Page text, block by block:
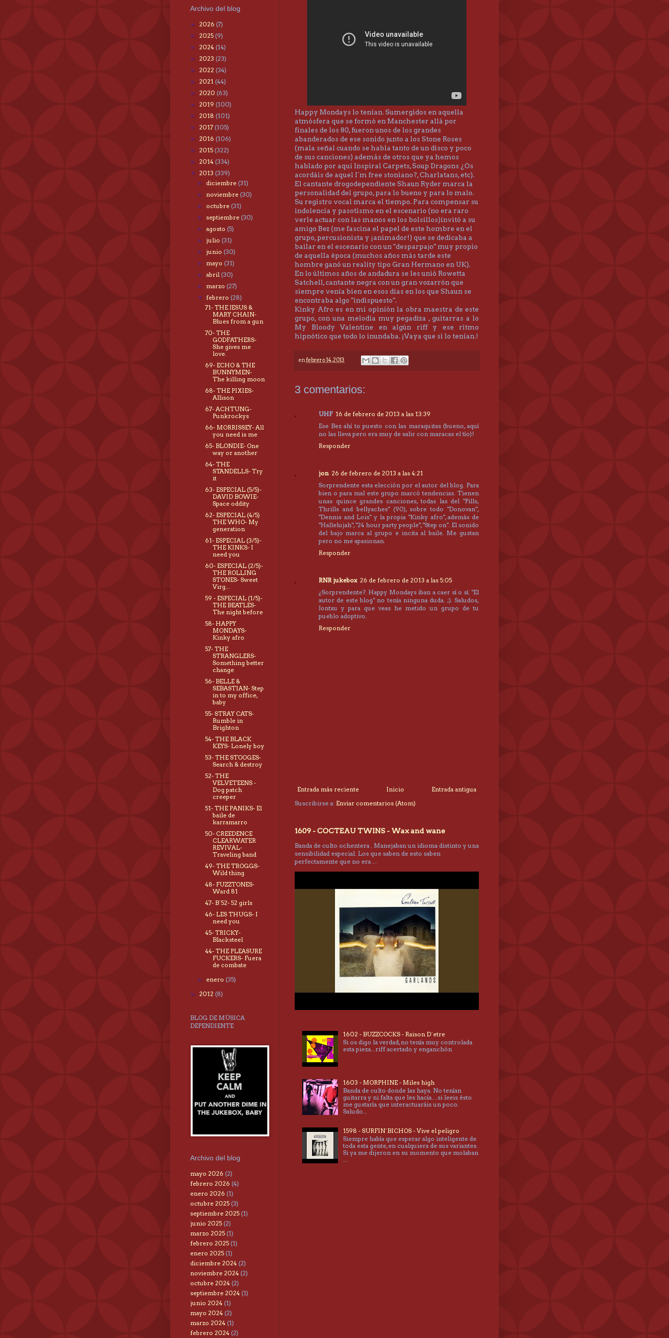
Happy Mondays lo tenían. Sumergidos en aquella
atmósfera que se formó en Manchester allá por
finales de los 80, fueron unos de los grandes
abanderados de ese sonido junto a los Stone Roses
(mala señal cuando se habla tanto de un disco y poco
de sus canciones) además de otros que ya hemos
hablado por aquí Inspiral Carpets, Soup Dragons ¿Os
acordáis de aquel I´m free stoniano?, Charlatans, etc).
El cantante drogodependiente Shaun Ryder marca la
personalidad del grupo, para lo bueno y para lo malo.
Su registro vocal marca el tiempo. Para compensar su
indolencia y pasotismo en el escenario (no era raro
verle actuar con las manos en los bolsillos)ínvitó a su
amigo Bez (me fascina el papel de este hombre en el
grupo, percusionista y ¡animador!) que se dedicaba a
bailar en el escenario con un "desparpajo" muy propio
de aquella época (muchos años más tarde este
hombre ganó un reality tipo Gran Hermano en UK).
En lo últimos años de andadura se les unió Rowetta
Satchell, cantante negra con un gran vozarrón que
siempre venía bien en esos días en los que Shaun se
encontraba algo "indispuesto".
Kinky Afro es en mi opinión la obra maestra de este
grupo, con una melodía muy pegadiza , guitarras a lo
My Bloody Valentine en algún riff y ese ritmo
hipnótico que todo lo inundaba. ¡Vaya que si lo tenían.!
enfebrero 14, 2013
3 comentarios:
UHF 16 de febrero de 2013 a las 13:39
Ese Bez ahí to puesto con las maraquitas (bueno, aquí
no las lleva pero era muy de salir con maracas el tío)!
Responder
jon 26 de febrero de 2013 a las 4:21
Sorprendente esta elección por el autor del blog. Para
bien o para mal este grupo marcó tendencias. Tienen
unas quince grandes canciones, todas las del "Pills,
Thrills and bellyaches" (90), sobre todo "Donovan",
"Dennis and Lois" y la propia "Kinky afro", además de
"Hallelujah", "24 hour party people", "Step on". El sonido
del bajo marca al grupo e incita al baile. Me gustan
pero no me apasionan.
Responder
RNR jukebox 26 de febrero de 2013 a las 5:05
¿Sorprendente?. Happy Mondays iban a caer sí o sí. "El
autor de este blog" no tenía ninguna duda. ;). Saludos,
Jontxu y para que veas he metido un grupo de tu
pueblo adoptivo.
Responder
Entrada más reciente Entrada antigua
Inicio
Suscribirse a: Enviar comentarios (Atom)
1609 - COCTEAU TWINS - Wax and wane
Banda de culto ochentera . Manejaban un idioma distinto y una
sensibilidad especial. Los que saben de esto saben
perfectamente que no era ...
1602 - BUZZCOCKS - Raison D´etre
Si os digo la verdad, no tenía muy controlada
esta pieza...riff acertado y enganchón
1603 - MORPHINE - Miles high
Banda de culto donde las haya. No tenían
guitarra y ni falta que les hacía....si leeis ésto
me gustaría que interactuaráis un poco.
Saludo...
1598 - SURFIN´BICHOS - Vive el peligro
Siempre había que esperar algo inteligente de
toda esta gente, en cualquiera de sus variantes.
Si ya me dijeron en su momento que molaban
Archivo del blog
► 2026 (7)
► 2025 (9)
► 2024 (14)
► 2023 (23)
► 2022 (34)
► 2021 (44)
► 2020 (63)
► 2019 (100)
► 2018 (101)
► 2017 (105)
► 2016 (106)
► 2015 (322)
► 2014 (334)
▼ 2013 (339)
► diciembre(31)
► noviembre(30)
► octubre(31)
►septiembre(30)
►agosto(5)
► julio(31)
► junio(30)
► mayo(31)
►abril(30)
► marzo(27)
▼febrero(28)
71- THE JESUS &
MARY CHAIN-
Blues from a gun
70- THE
GODFATHERS-
She gives me
love.
69- ECHO & THE
BUNNYMEN-
The killing moon
68- THE PIXIES-
Allison
67- ACHTUNG-
Punkrockys
66- MORRISSEY- All
you need is me
65- BLONDIE- One
way or another
64- THE
STANDELLS- Try
it
63- ESPECIAL (5/5)-
DAVID BOWIE-
Space oddity
62- ESPECIAL (4/5)
THE WHO- My
generation
61- ESPECIAL (3/5)-
THE KINKS- I
need you
60- ESPECIAL (2/5)-
THE ROLLING
STONES- Sweet
Virg...
59 - ESPECIAL (1/5)-
THE BEATLES-
The night before
58- HAPPY
MONDAYS-
Kinky afro
57- THE
STRANGLERS-
Something better
change
56- BELLE &
SEBASTIAN- Step
in to my office,
baby
55- STRAY CATS-
Rumble in
Brighton
54- THE BLACK
KEYS- Lonely boy
53- THE STOOGES-
Search & destroy
52- THE
VELVETEENS -
Dog patch
creeper
51- THE PANIKS- El
baile de
karramarro
50- CREEDENCE
CLEARWATER
REVIVAL-
Traveling band
49- THE TROGGS-
Wild thing
48- FUZZTONES-
Ward 81
47- B´52- 52 girls
46- LES THUGS- I
need you
45- TRICKY-
Blacksteel
44- THE PLEASURE
FUCKERS- Fuera
de combate
► enero(35)
► 2012 (8)
BLOG DE MÚSICA
DEPENDIENTE
Archivo del blog
mayo 2026 (2)
febrero 2026 (4)
enero 2026 (1)
octubre 2025 (3)
septiembre 2025 (1)
junio 2025 (2)
marzo 2025 (1)
febrero 2025 (1)
enero 2025 (1)
diciembre 2024 (2)
noviembre 2024 (2)
octubre 2024 (2)
septiembre 2024 (1)
junio 2024 (1)
mayo 2024 (2)
marzo 2024 (1)
febrero 2024 (2)